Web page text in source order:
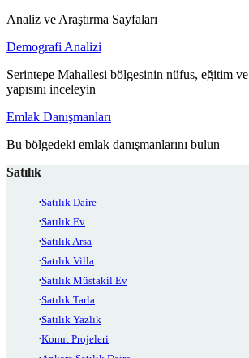
Analiz ve Araştırma Sayfaları
Demografi Analizi
Serintepe Mahallesi bölgesinin nüfus, eğitim
yapısını inceleyin
Emlak Danışmanları
Bu bölgedeki emlak danışmanlarını bulun
Satılık
Satılık Daire
Satılık Ev
Satılık Arsa
Satılık Villa
Satılık Müstakil Ev
Satılık Tarla
Satılık Yazlık
Konut Projeleri